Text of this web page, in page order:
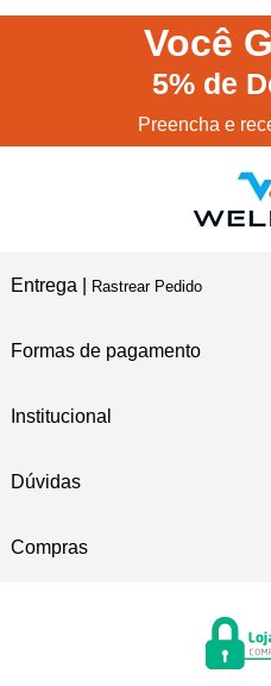
Você
5% de
Preencha e
Entrega | Rastrear Pedido
Formas de pagamento
Institucional
Dúvidas
Compras